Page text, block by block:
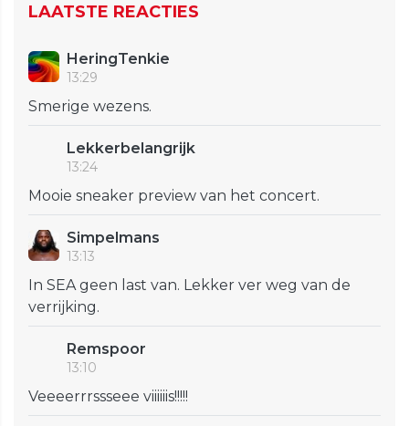
LAATSTE REACTIES
HeringTenkie
13:29
Smerige wezens.
Lekkerbelangrijk
13:24
Mooie sneaker preview van het concert.
Simpelmans
13:13
In SEA geen last van. Lekker ver weg van de
verrijking.
Remspoor
13:10
Veeeerrrssseee viiiiiis!!!!!